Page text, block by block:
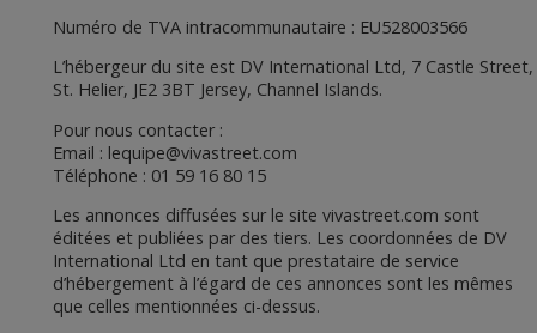
Numéro de TVA intracommunautaire : EU528003566
L’hébergeur du site est DV International Ltd, 7 Castle Street,
St. Helier, JE2 3BT Jersey, Channel Islands.
Pour nous contacter :
Email : lequipe@vivastreet.com
Téléphone : 01 59 16 80 15
Les annonces diffusées sur le site vivastreet.com sont
éditées et publiées par des tiers. Les coordonnées de DV
International Ltd en tant que prestataire de service
d’hébergement à l’égard de ces annonces sont les mêmes
que celles mentionnées ci-dessus.